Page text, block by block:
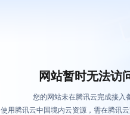
网站暂时无法访
您的网站未在腾讯云完成接入
使用腾讯云中国境内云资源，需在腾讯